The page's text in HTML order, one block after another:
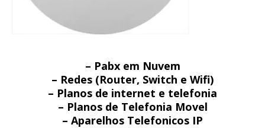
– Pabx em Nuvem
– Redes (Router, Switch e Wifi)
– Planos de internet e telefonia
– Planos de Telefonia Movel
– Aparelhos Telefonicos IP